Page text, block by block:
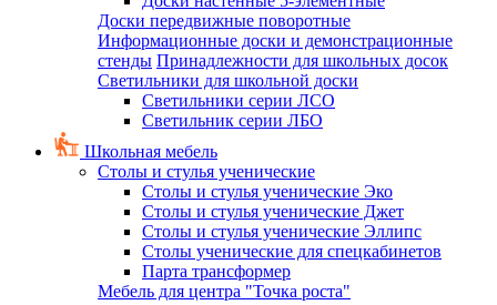
Доски передвижные поворотные
Информационные доски и демонстрационные
стенды Принадлежности для школьных досок
Светильники для школьной доски
Светильники серии ЛСО
Светильник серии ЛБО
Школьная мебель
Столы и стулья ученические
Столы и стулья ученические Эко
Столы и стулья ученические Джет
Столы и стулья ученические Эллипс
Столы ученические для спецкабинетов
Парта трансформер
Мебель для центра "Точка роста"